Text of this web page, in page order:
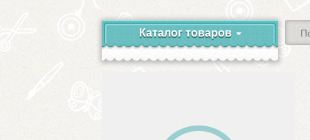
Каталог товаров